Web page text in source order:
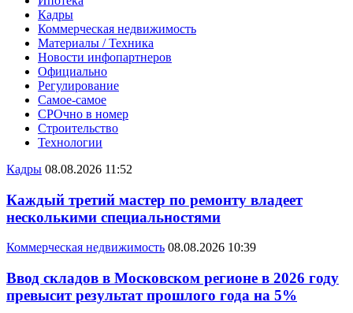
Кадры
Коммерческая недвижимость
Материалы / Техника
Новости инфопартнеров
Официально
Регулирование
Самое-самое
СРОчно в номер
Строительство
Технологии
Кадры 08.08.2026 11:52
Каждый третий мастер по ремонту владеет
несколькими специальностями
Коммерческая недвижимость 08.08.2026 10:39
Ввод складов в Московском регионе в 2026 году
превысит результат прошлого года на 5%